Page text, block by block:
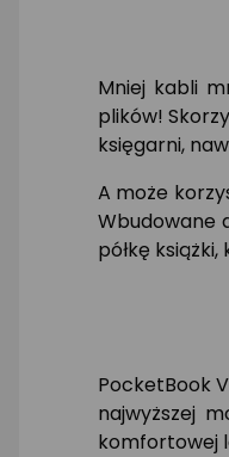
Mniej kabli
plików!
księgarni,
A może
Wbudowane
półkę
PocketBook
najwyższej
komfortowej